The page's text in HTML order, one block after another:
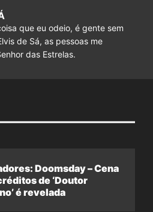
que eu odeio, é gente sem
de Sá, as pessoas me
das Estrelas.
Doomsday – Cena
de ‘Doutor
é revelada